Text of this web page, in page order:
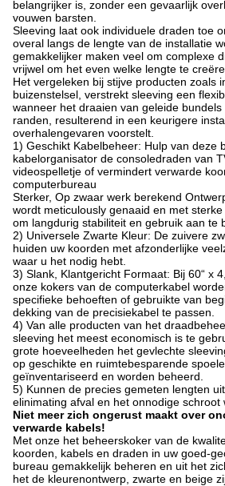
belangrijker is, zonder een gevaarlijk
vouwen barsten.
Sleeving laat ook individuele draden toe
overal langs de lengte van de installatie
gemakkelijker maken veel om complexe
vrijwel om het even welke lengte te
Het vergeleken bij stijve producten zoals
buizenstelsel, verstrekt sleeving een
wanneer het draaien van geleide
randen, resulterend in een keurigere
overhalengevaren voorstelt.
1) Geschikt Kabelbeheer: Hulp van deze
kabelorganisator de consoledraden van
videospelletje of vermindert verwarde
computerbureau
Sterker, Op zwaar werk berekend
wordt meticulously genaaid en met
om langdurig stabiliteit en gebruik aan te
2) Universele Zwarte Kleur: De zuivere
huiden uw koorden met afzonderlijke
waar u het nodig hebt.
3) Slank, Klantgericht Formaat: Bij 60“ x
onze kokers van de computerkabel
specifieke behoeften of gebruikte van
dekking van de precisiekabel te passen.
4) Van alle producten van het
sleeving het meest economisch is te
grote hoeveelheden het gevlechte
op geschikte en ruimtebesparende
geïnventariseerd en worden beheerd.
5) Kunnen de precies gemeten lengten
elinimating afval en het onnodige schroot
Niet meer zich ongerust maakt over
verwarde kabels!
Met onze het beheerskoker van de
koorden, kabels en draden in uw goed-
bureau gemakkelijk beheren en uit het
het de kleurenontwerp, zwarte en beige